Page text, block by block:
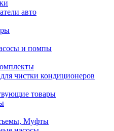
авто
и помпы
чистки кондиционеров
товары
Муфты